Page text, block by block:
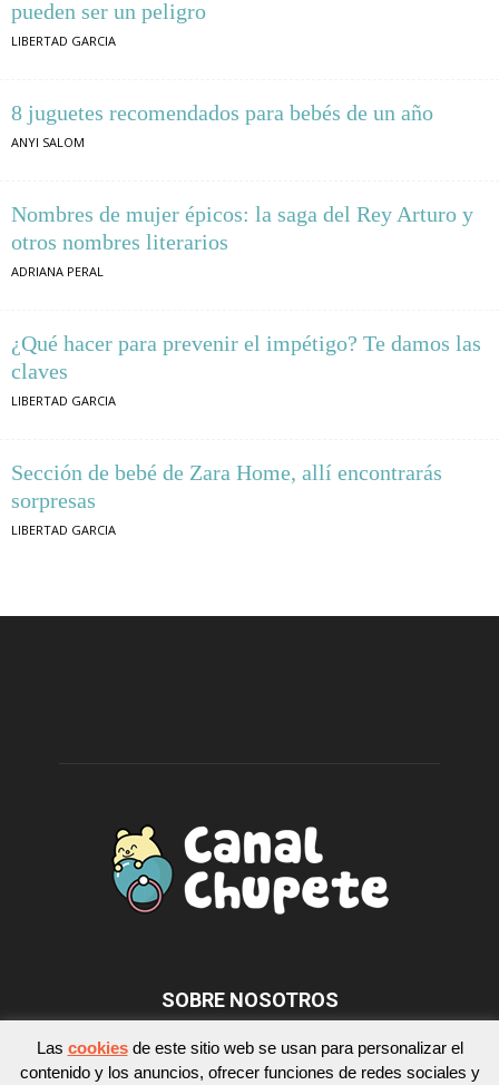
pueden ser un peligro
LIBERTAD GARCIA
8 juguetes recomendados para bebés de un año
ANYI SALOM
Nombres de mujer épicos: la saga del Rey Arturo y
otros nombres literarios
ADRIANA PERAL
¿Qué hacer para prevenir el impétigo? Te damos las
claves
LIBERTAD GARCIA
Sección de bebé de Zara Home, allí encontrarás
sorpresas
LIBERTAD GARCIA
SOBRE NOSOTROS
Las cookiesde este sitio web se usan para personalizar el
contenido y los anuncios, ofrecer funciones de redes sociales y